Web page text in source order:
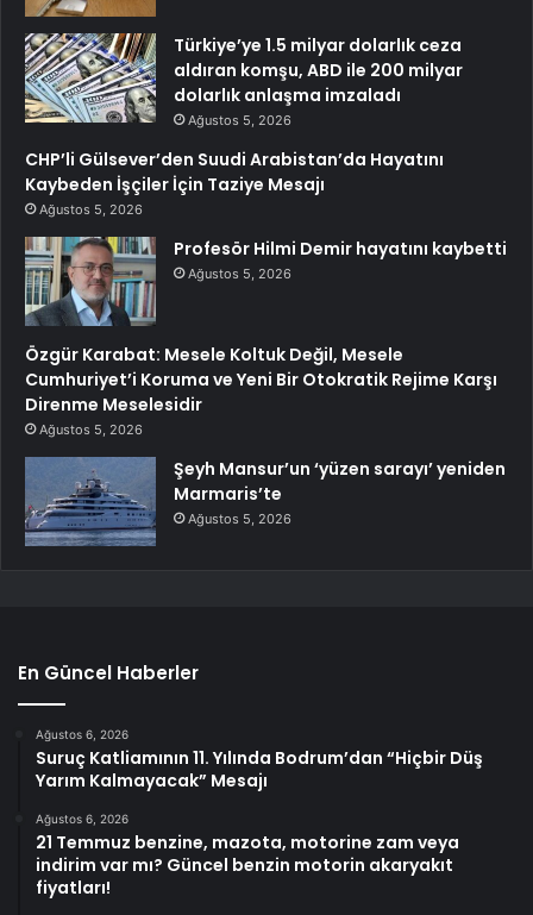
Türkiye’ye 1.5 milyar dolarlık ceza
aldıran komşu, ABD ile 200 milyar
dolarlık anlaşma imzaladı
Ağustos 5, 2026
CHP’li Gülsever’den Suudi Arabistan’da Hayatını
Kaybeden İşçiler İçin Taziye Mesajı
Ağustos 5, 2026
Profesör Hilmi Demir hayatını kaybetti
Ağustos 5, 2026
Özgür Karabat: Mesele Koltuk Değil, Mesele
Cumhuriyet’i Koruma ve Yeni Bir Otokratik Rejime Karşı
Direnme Meselesidir
Ağustos 5, 2026
Şeyh Mansur’un ‘yüzen sarayı’ yeniden
Marmaris’te
Ağustos 5, 2026
En Güncel Haberler
Ağustos 6, 2026
Suruç Katliamının 11. Yılında Bodrum’dan “Hiçbir Düş
Yarım Kalmayacak” Mesajı
Ağustos 6, 2026
21 Temmuz benzine, mazota, motorine zam veya
indirim var mı? Güncel benzin motorin akaryakıt
fiyatları!